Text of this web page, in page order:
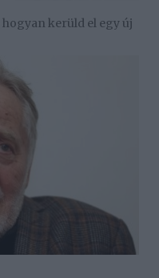
kerüld el egy új